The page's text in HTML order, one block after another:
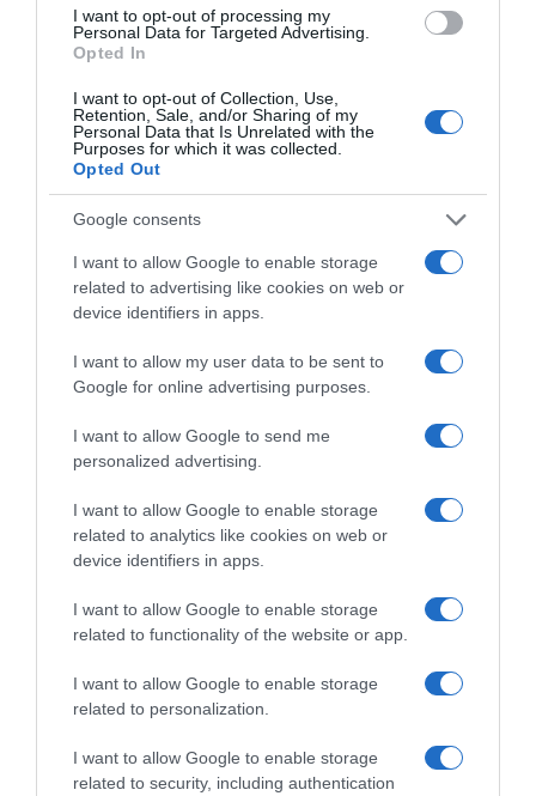
I want to opt-out of processing my
Personal Data for Targeted Advertising.
Opted In
I want to opt-out of Collection, Use,
Retention, Sale, and/or Sharing of my
Personal Data that Is Unrelated with the
Purposes for which it was collected.
Opted Out
Google consents
I want to allow Google to enable storage
related to advertising like cookies on web or
device identifiers in apps.
I want to allow my user data to be sent to
Google for online advertising purposes.
I want to allow Google to send me
personalized advertising.
I want to allow Google to enable storage
related to analytics like cookies on web or
device identifiers in apps.
I want to allow Google to enable storage
related to functionality of the website or app.
I want to allow Google to enable storage
related to personalization.
I want to allow Google to enable storage
related to security, including authentication
Το σχέδιο του Ισραήλ για τους Κούρδους
ΤΟ ΠΑΡΟΝ: Ρυθμιστής ο Αντώνης Σαμαράς – Απειλή
για ΝΔ
Όρθρος και Θεία Λειτουργία live: Δείτε την Κυριακή Ι΄
Προβληματίζει το κύμα φυγής των συνταξιούχων
Αντίστροφη μέτρηση για το Μπέρμιγχαμ 2026:
Ιστορική ελληνική παρουσία στο Ευρωπαϊκό Στίβου